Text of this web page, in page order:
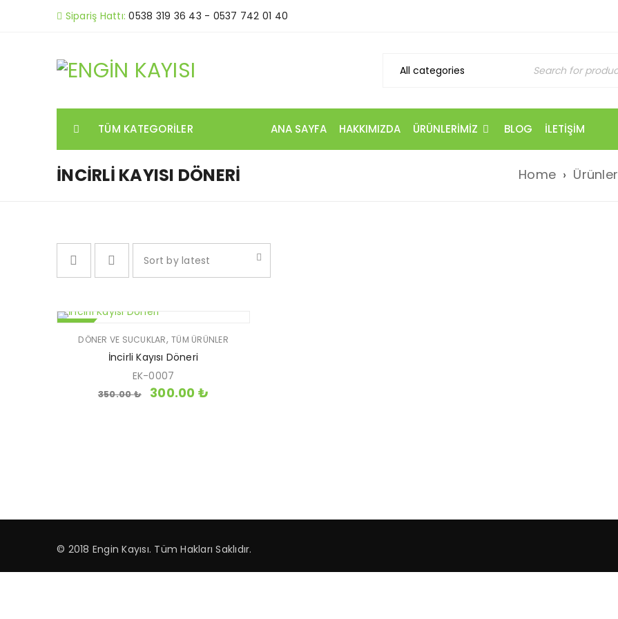
Sipariş Hattı: 0538 319 36 43 - 0537 742 01 40
TÜM KATEGORILER ANA SAYFA HAKKIMIZDA ÜRÜNLERIMIZ BLOG İLETIŞIM
İNCIRLI KAYISI DÖNERI Home › Ürünler
Sort by latest
DÖNER VE SUCUKLAR, TÜM ÜRÜNLER
İncirli Kayısı Döneri
EK-0007
350.00₺ 300.00 ₺
© 2018 Engin Kayısı. Tüm Hakları Saklıdır.